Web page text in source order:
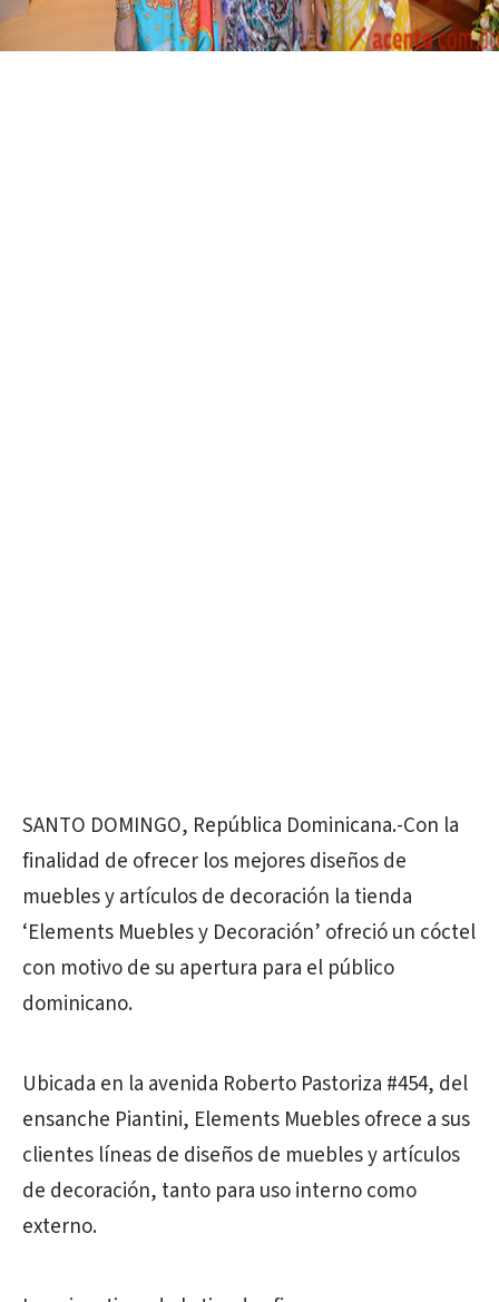
SANTO DOMINGO, República Dominicana.-Con la
finalidad de ofrecer los mejores diseños de
muebles y artículos de decoración la tienda
‘Elements Muebles y Decoración’ ofreció un cóctel
con motivo de su apertura para el público
dominicano.
Ubicada en la avenida Roberto Pastoriza #454, del
ensanche Piantini, Elements Muebles ofrece a sus
clientes líneas de diseños de muebles y artículos
de decoración, tanto para uso interno como
externo.